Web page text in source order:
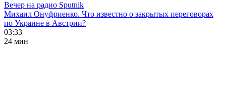
Вечер на радио Sputnik
Михаил Онуфриенко. Что известно о закрытых переговорах
по Украине в Австрии?
03:33
24 мин